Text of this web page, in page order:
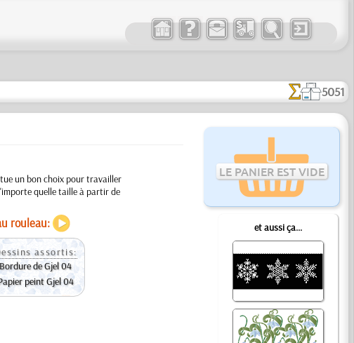
5051
LE PANIER EST VIDE
et aussi ça...
un bon choix pour travailler
quelle taille à partir de
rouleau:
assortis:
Bordure de Gjel 04
peint Gjel 04